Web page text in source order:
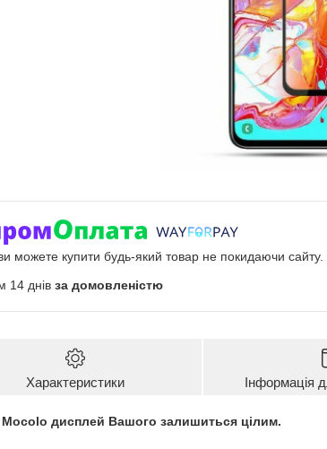
можете купити будь-який товар не покидаючи сайту.
14 днів за домовленістю
Характеристики Інформація
дисплей Вашого залишиться цілим.